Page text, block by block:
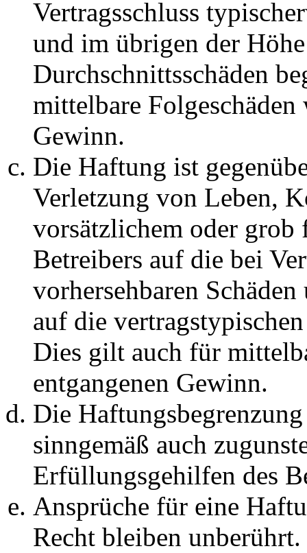
Vertragsschluss
und im übrigen der
Durchschnittsschäden
mittelbare Folgeschäden
Gewinn.
Die Haftung ist
Verletzung von Leben,
vorsätzlichem oder grob
Betreibers auf die bei
vorhersehbaren
auf die
Dies gilt auch für
entgangenen Gewinn.
Die
sinngemäß auch
Erfüllungsgehilfen des
Ansprüche für eine
Recht bleiben unberührt.